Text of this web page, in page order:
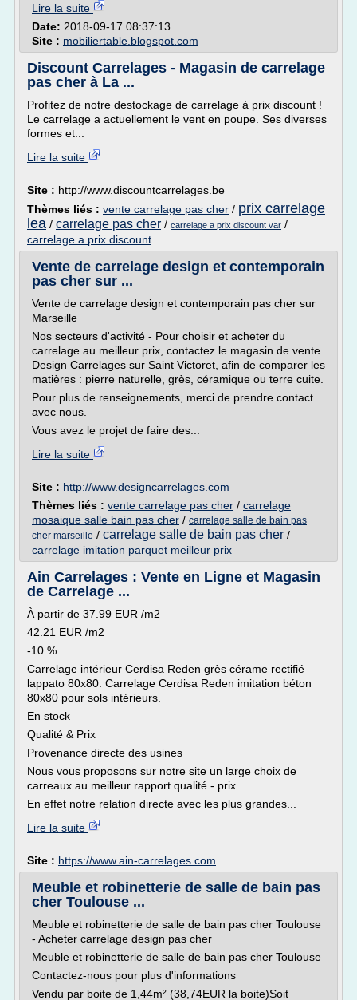
Lire la suite
Date: 2018-09-17 08:37:13
Site : mobiliertable.blogspot.com
Discount Carrelages - Magasin de carrelage
pas cher à La ...
Profitez de notre destockage de carrelage à prix discount !
Le carrelage a actuellement le vent en poupe. Ses diverses
formes et...
Lire la suite
Site : http://www.discountcarrelages.be
Thèmes liés : vente carrelage pas cher / prix carrelage
lea / carrelage pas cher / carrelage a prix discount var /
carrelage a prix discount
Vente de carrelage design et contemporain
pas cher sur ...
Vente de carrelage design et contemporain pas cher sur
Marseille
Nos secteurs d'activité - Pour choisir et acheter du
carrelage au meilleur prix, contactez le magasin de vente
Design Carrelages sur Saint Victoret, afin de comparer les
matières : pierre naturelle, grès, céramique ou terre cuite.
Pour plus de renseignements, merci de prendre contact
avec nous.
Vous avez le projet de faire des...
Lire la suite
Site : http://www.designcarrelages.com
Thèmes liés : vente carrelage pas cher / carrelage
mosaique salle bain pas cher / carrelage salle de bain pas
cher marseille / carrelage salle de bain pas cher /
carrelage imitation parquet meilleur prix
Ain Carrelages : Vente en Ligne et Magasin
de Carrelage ...
À partir de 37.99 EUR /m2
42.21 EUR /m2
-10 %
Carrelage intérieur Cerdisa Reden grès cérame rectifié
lappato 80x80. Carrelage Cerdisa Reden imitation béton
80x80 pour sols intérieurs.
En stock
Qualité & Prix
Provenance directe des usines
Nous vous proposons sur notre site un large choix de
carreaux au meilleur rapport qualité - prix.
En effet notre relation directe avec les plus grandes...
Lire la suite
Site : https://www.ain-carrelages.com
Meuble et robinetterie de salle de bain pas
cher Toulouse ...
Meuble et robinetterie de salle de bain pas cher Toulouse
- Acheter carrelage design pas cher
Meuble et robinetterie de salle de bain pas cher Toulouse
Contactez-nous pour plus d'informations
Vendu par boite de 1,44m² (38,74EUR la boite)Soit